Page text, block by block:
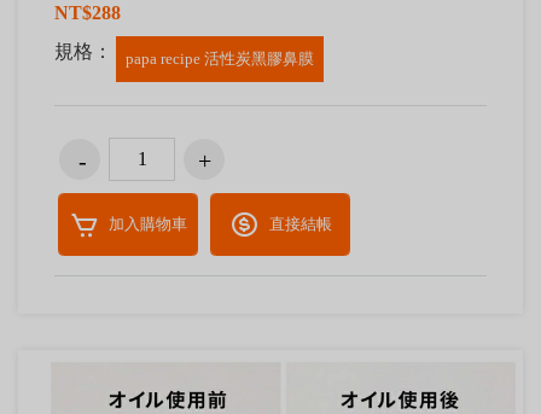
NT$288
規格：
papa recipe 活性炭黑膠鼻膜
加入購物車 直接結帳